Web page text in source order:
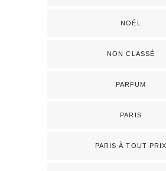
NOËL
NON CLASSÉ
PARFUM
PARIS
PARIS À TOUT PRIX